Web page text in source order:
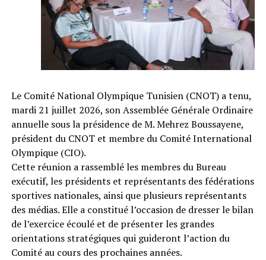
Le Comité National Olympique Tunisien (CNOT) a tenu,
mardi 21 juillet 2026, son Assemblée Générale Ordinaire
annuelle sous la présidence de M. Mehrez Boussayene,
président du CNOT et membre du Comité International
Olympique (CIO).
Cette réunion a rassemblé les membres du Bureau
exécutif, les présidents et représentants des fédérations
sportives nationales, ainsi que plusieurs représentants
des médias. Elle a constitué l’occasion de dresser le bilan
de l’exercice écoulé et de présenter les grandes
orientations stratégiques qui guideront l’action du
Comité au cours des prochaines années.